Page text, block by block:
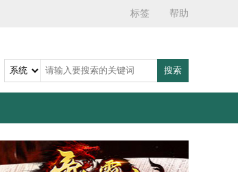
标签 帮助
搜索